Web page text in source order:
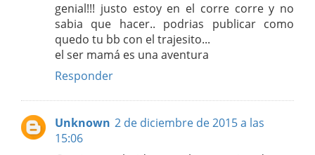
genial!!! justo estoy en el corre corre y no
sabia que hacer.. podrias publicar como
quedo tu bb con el trajesito...
el ser mamá es una aventura
Responder
Unknown 2 de diciembre de 2015 a las
15:06